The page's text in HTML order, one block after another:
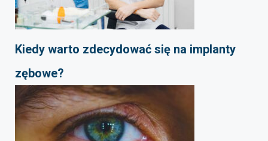
Kiedy warto zdecydować się na implanty
zębowe?